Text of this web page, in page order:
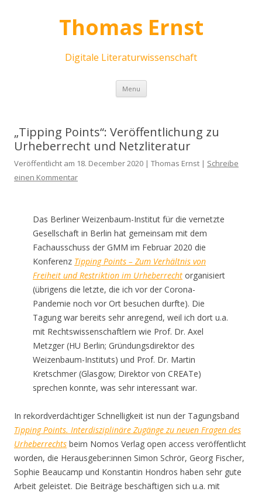
Thomas Ernst
Digitale Literaturwissenschaft
Menu Skip
content
„Tipping Points“: Veröffentlichung zu
Urheberrecht und Netzliteratur
Veröffentlicht am 18. December 2020 | Thomas Ernst | Schreibe
einen Kommentar
Das Berliner Weizenbaum-Institut für die vernetzte
Gesellschaft in Berlin hat gemeinsam mit dem
Fachausschuss der GMM im Februar 2020 die
Konferenz Tipping Points – Zum Verhältnis von
Freiheit und Restriktion im Urheberrecht organisiert
(übrigens die letzte, die ich vor der Corona-
Pandemie noch vor Ort besuchen durfte). Die
Tagung war bereits sehr anregend, weil ich dort u.a.
mit Rechtswissenschaftlern wie Prof. Dr. Axel
Metzger (HU Berlin; Gründungsdirektor des
Weizenbaum-Instituts) und Prof. Dr. Martin
Kretschmer (Glasgow; Direktor von CREATe)
sprechen konnte, was sehr interessant war.
In rekordverdächtiger Schnelligkeit ist nun der Tagungsband
Tipping Points. Interdisziplinäre Zugänge zu neuen Fragen des
Urheberrechts beim Nomos Verlag open access veröffentlicht
worden, die Herausgeber:innen Simon Schrör, Georg Fischer,
Sophie Beaucamp und Konstantin Hondros haben sehr gute
Arbeit geleistet. Die Beiträge beschäftigen sich u.a. mit